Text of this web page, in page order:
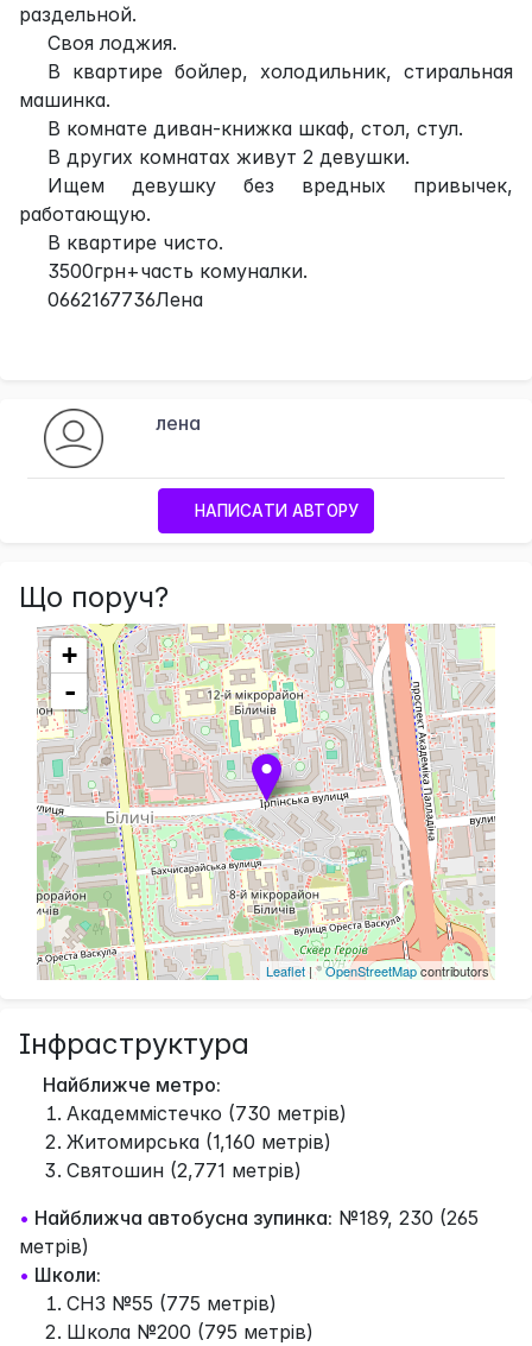
раздельной.
Своя лоджия.
В квартире бойлер, холодильник, стиральная
машинка.
В комнате диван-книжка шкаф, стол, стул.
В других комнатах живут 2 девушки.
Ищем девушку без вредных привычек,
работающую.
В квартире чисто.
3500грн+часть комуналки.
0662167736Лена
лена
НАПИСАТИ АВТОРУ
Що поруч?
+
-
Leaflet| ©OpenStreetMapcontributors
Інфраструктура
Найближче метро:
Академмістечко (730 метрів)
Житомирська (1,160 метрів)
Святошин (2,771 метрів)
• Найближча автобусна зупинка: №189, 230 (265
метрів)
• Школи:
СНЗ №55 (775 метрів)
Школа №200 (795 метрів)